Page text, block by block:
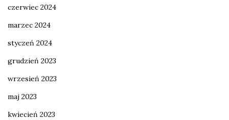
czerwiec 2024
marzec 2024
styczeń 2024
grudzień 2023
wrzesień 2023
maj 2023
kwiecień 2023